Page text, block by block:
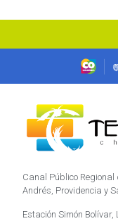
Canal Público
Andrés, Providencia y
Estación Simón